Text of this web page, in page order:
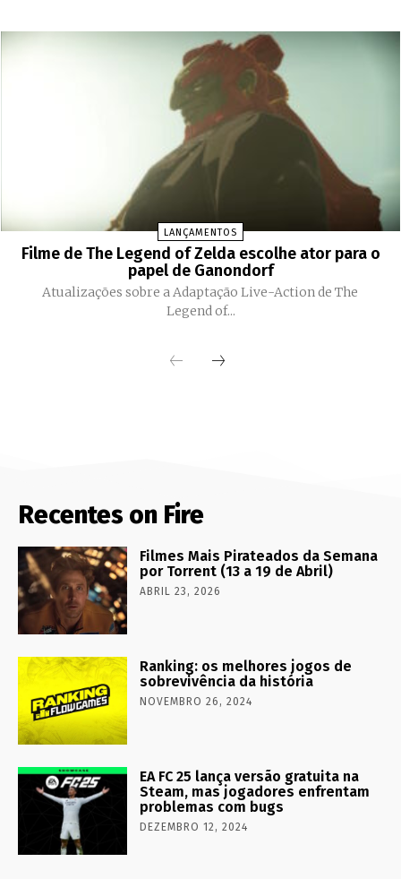
LANÇAMENTOS
Filme de The Legend of Zelda escolhe ator para o
papel de Ganondorf
Atualizações sobre a Adaptação Live-Action de The
Legend of...
Recentes on Fire
Filmes Mais Pirateados da Semana
por Torrent (13 a 19 de Abril)
ABRIL 23, 2026
Ranking: os melhores jogos de
sobrevivência da história
NOVEMBRO 26, 2024
EA FC 25 lança versão gratuita na
Steam, mas jogadores enfrentam
problemas com bugs
DEZEMBRO 12, 2024